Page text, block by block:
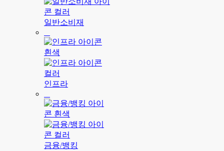
일반소비재
인프라
금융/뱅킹